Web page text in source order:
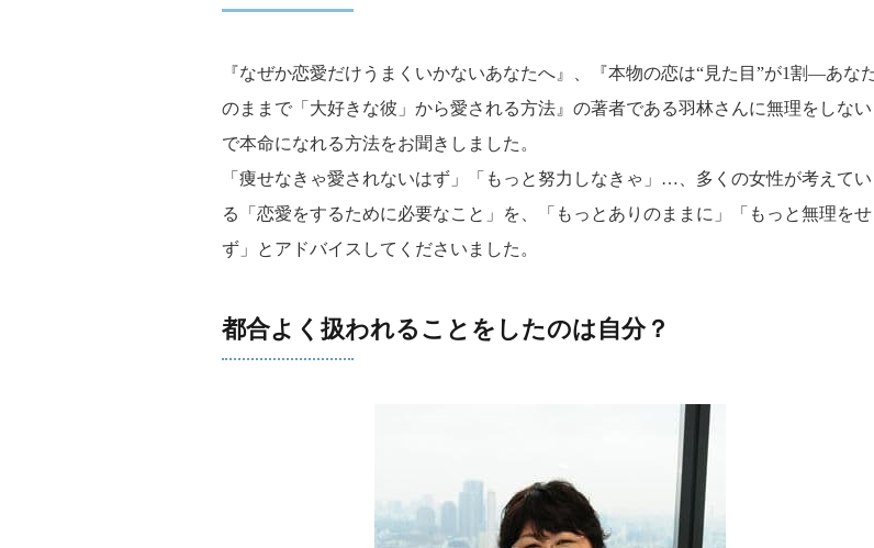
『なぜか恋愛だけうまくいかないあなたへ』、『本物の恋は“見た目”が1割―あな
のままで「大好きな彼」から愛される方法』の著者である羽林さんに無理をしない
で本命になれる方法をお聞きしました。
「痩せなきゃ愛されないはず」「もっと努力しなきゃ」…、多くの女性が考えてい
る「恋愛をするために必要なこと」を、「もっとありのままに」「もっと無理をせ
ず」とアドバイスしてくださいました。
都合よく扱われることをしたのは自分？